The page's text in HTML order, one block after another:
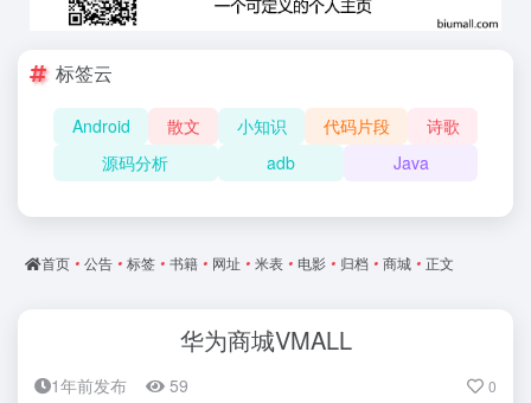
标签云
Android 散文 小知识 代码片段
诗歌
源码分析
adb Java
首页 • 公告 • 标签 • 书籍 • 网址 • 米表 • 电影 • 归档 • 商城 • 正文
华为商城VMALL
1年前发布 59 0